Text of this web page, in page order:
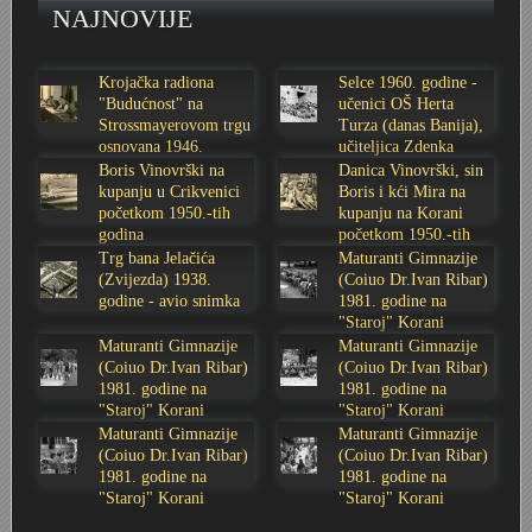
Tvornica potkivačkih čavala Mustad-Karlovac
Bijelo dugme
Banija - poplava 4. 12. 1966.
Autobusna stanica na Korzu
Auto cross
AMD Zanatlija
Adamo klub
8. slet Bratstva i jedinstva 13. lipnja 1965. godine
Lovni i ribolovni turizam
Mala scena Hrvatskog doma
Marina Perazić, Davor Tolja (Denis&Denis) i Edi
Maturanti Gimnazije 1988. godine
Motocross
NULA
Nepokoreni grad - Trojanski konj (epizoda)
Novogodišnje čestitke
PUNK
Škola plivanja Patkica
Ekonomska škola - ratne godine
Dubravko Halovanić - Ratne godine
Crkva Sv. Doroteje - 1991.
Gimnazijska i Ekonomska zbornica - Igor Mihelić
INKASATOR
Karlovački fotograf Josip Žunić
Obitelj Klemenčić
Krešimir Botković - RAZGLEDNICE
Krešimir Perušić - Nogomet
KUD REČICA
Mery Berti - karlovačka Žuži
NAJNOVIJE
Krojačka radiona
"Budućnost" na
Strossmayerovom trgu
osnovana 1946.
godine
Selce 1960. godine -
učenici OŠ Herta
Turza (danas Banija),
učiteljica Zdenka
Sabolić
Boris Vinovrški na
kupanju u Crikvenici
početkom 1950.-tih
godina
Danica Vinovrški, sin
Boris i kći Mira na
kupanju na Korani
početkom 1950.-tih
godina
Trg bana Jelačića
(Zvijezda) 1938.
godine - avio snimka
Maturanti Gimnazije
(Coiuo Dr.Ivan Ribar)
1981. godine na
"Staroj" Korani
Maturanti Gimnazije
(Coiuo Dr.Ivan Ribar)
1981. godine na
"Staroj" Korani
Maturanti Gimnazije
(Coiuo Dr.Ivan Ribar)
1981. godine na
"Staroj" Korani
Maturanti Gimnazije
(Coiuo Dr.Ivan Ribar)
1981. godine na
"Staroj" Korani
Maturanti Gimnazije
(Coiuo Dr.Ivan Ribar)
1981. godine na
"Staroj" Korani